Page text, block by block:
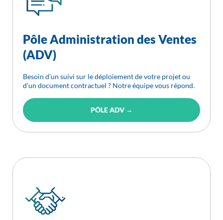
Pôle Administration des Ventes
(ADV)
Besoin d’un suivi sur le déploiement de votre projet ou
d’un document contractuel ? Notre équipe vous répond.
PÔLE ADV →